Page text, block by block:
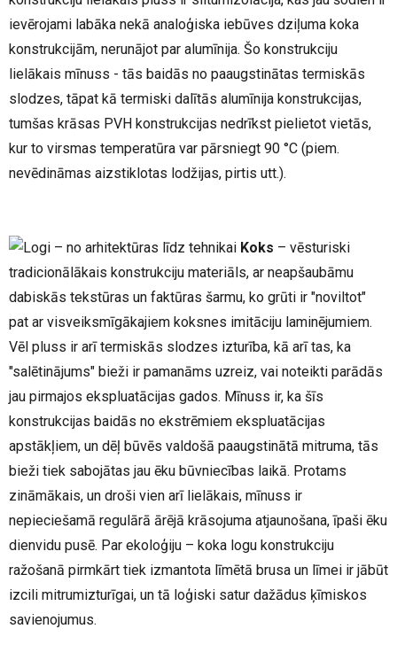
ievērojami labāka nekā analoģiska iebūves dziļuma koka
konstrukcijām, nerunājot par alumīnija. Šo konstrukciju
lielākais mīnuss - tās baidās no paaugstinātas termiskās
slodzes, tāpat kā termiski dalītās alumīnija konstrukcijas,
tumšas krāsas PVH konstrukcijas nedrīkst pielietot vietās,
kur to virsmas temperatūra var pārsniegt 90 °C (piem.
nevēdināmas aizstiklotas lodžijas, pirtis utt.).
Koks – vēsturiski
tradicionālākais konstrukciju materiāls, ar neapšaubāmu
dabiskās tekstūras un faktūras šarmu, ko grūti ir "noviltot"
pat ar visveiksmīgākajiem koksnes imitāciju laminējumiem.
Vēl pluss ir arī termiskās slodzes izturība, kā arī tas, ka
"salētinājums" bieži ir pamanāms uzreiz, vai noteikti parādās
jau pirmajos ekspluatācijas gados. Mīnuss ir, ka šīs
konstrukcijas baidās no ekstrēmiem ekspluatācijas
apstākļiem, un dēļ būvēs valdošā paaugstinātā mitruma, tās
bieži tiek sabojātas jau ēku būvniecības laikā. Protams
zināmākais, un droši vien arī lielākais, mīnuss ir
nepieciešamā regulārā ārējā krāsojuma atjaunošana, īpaši ēku
dienvidu pusē. Par ekoloģiju – koka logu konstrukciju
ražošanā pirmkārt tiek izmantota līmētā brusa un līmei ir jābūt
izcili mitrumizturīgai, un tā loģiski satur dažādus ķīmiskos
savienojumus.